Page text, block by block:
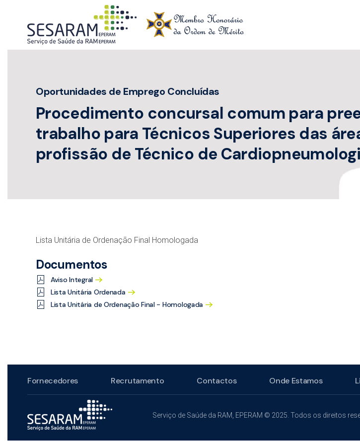
Skip to main content
Oportunidades de Emprego Concluídas
Procedimento concursal comum para
trabalho para Técnicos Superiores das
profissão de Técnico de
Lista Unitária de Ordenação Final Homologada
Documentos
Aviso Integral
Lista Unitária Ordenada
Lista Unitária de Ordenação Final - Homologada
Fornecedores Recrutamento Contactos Onde Estamos
Serviço de Saúde da RAM, EPERAM © 2025. Todos os direitos